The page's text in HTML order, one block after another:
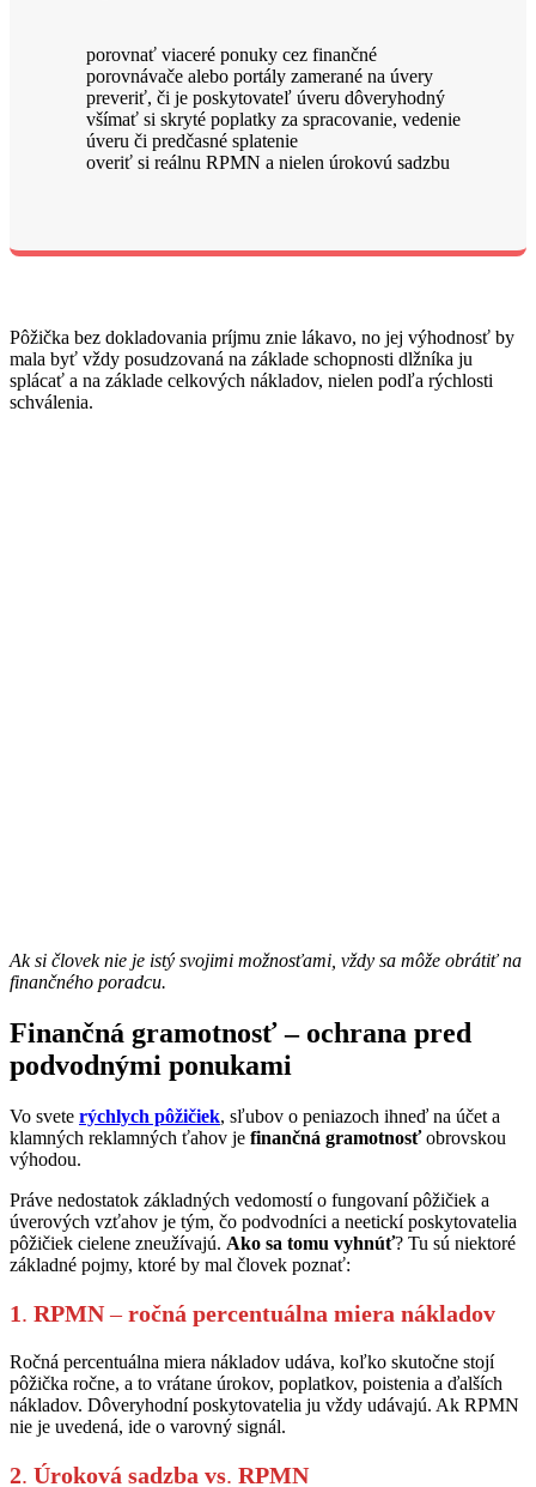
porovnať viaceré ponuky cez finančné
porovnávače alebo portály zamerané na úvery
preveriť, či je poskytovateľ úveru dôveryhodný
všímať si skryté poplatky za spracovanie, vedenie
úveru či predčasné splatenie
overiť si reálnu RPMN a nielen úrokovú sadzbu
Pôžička bez dokladovania príjmu znie lákavo, no jej výhodnosť by
mala byť vždy posudzovaná na základe schopnosti dlžníka ju
splácať a na základe celkových nákladov, nielen podľa rýchlosti
schválenia.
Ak si človek nie je istý svojimi možnosťami, vždy sa môže obrátiť na
finančného poradcu.
Finančná gramotnosť – ochrana pred
podvodnými ponukami
Vo svete rýchlych pôžičiek, sľubov o peniazoch ihneď na účet a
klamných reklamných ťahov je finančná gramotnosťobrovskou
výhodou.
Práve nedostatok základných vedomostí o fungovaní pôžičiek a
úverových vzťahov je tým, čo podvodníci a neetickí poskytovatelia
pôžičiek cielene zneužívajú. Ako sa tomu vyhnúť? Tu sú niektoré
základné pojmy, ktoré by mal človek poznať:
1. RPMN–ročná percentuálna miera nákladov
Ročná percentuálna miera nákladov udáva, koľko skutočne stojí
pôžička ročne, a to vrátane úrokov, poplatkov, poistenia a ďalších
nákladov. Dôveryhodní poskytovatelia ju vždy udávajú. Ak RPMN
nie je uvedená, ide o varovný signál.
2. Úroková sadzba vs. RPMN